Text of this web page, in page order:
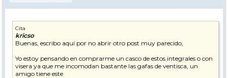
Cita
kricso
Buenas, escribo aquí por no abrir otro post muy parecido,
Yo estoy pensando en comprarme un casco de estos integrales o con
visera ya que me incomodan bastante las gafas de ventisca, un
amigo tiene este